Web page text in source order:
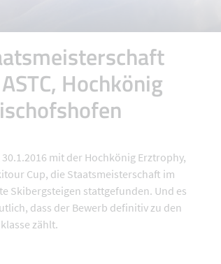
Hochkönig
mit der Hochkönig Erztrophy,
Cup, die Staatsmeisterschaft im
Skibergsteigen stattgefunden. Und es
dass der Bewerb definitiv zu den
zählt.